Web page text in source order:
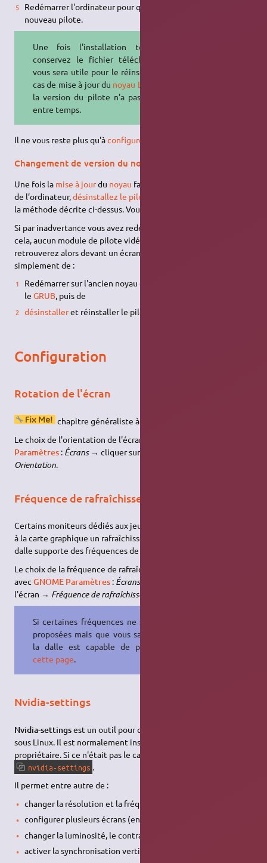
Redémarrer l'ordinateur pour qu'il prenne en compte le
nouveau pilote.
Une fois l'installation terminée,
conservez le fichier téléchargé, il
vous sera utile pour le réinstaller en
cas de mise à jour du noyau Linux
la version du pilote n'a pas changé
entre temps.
Il ne vous reste plus qu'àconfigurer votre carte
Changement de version du noyau Linux
Une fois la mise à jourdu noyau faite et
de l’ordinateur,désinstallez le pilote
la méthode décrite ci-dessus. Vous pouvez alors redémarrer.
Si par inadvertance vous avez redémarré votre ordinateur avant
cela, aucun module de pilote vidéo ne sera chargé. Vous vous
retrouverez alors devant un écran noir. Pas de panique, il suffit
simplement de :
Redémarrer sur l'ancien noyau en choisissant celui-ci depuis
le GRUB, puis de
désinstalleret réinstaller le pilote.
Configuration
Rotation de l'écran
chapitre généraliste à déplacer
Le choix de l'orientation de l'écran se fait avec
Paramètres : Écrans→ cliquer sur le nom de l'écran →
Orientation.
Fréquence de rafraîchissement
Certains moniteurs dédiés aux jeux vidéo proposent par défaut
à la carte graphique un rafraîchissement à 60 Hz, alors que leur
dalle supporte des fréquences de 96 Hz, 120 Hz, voire 144 Hz.
Le choix de la fréquence de rafraîchissement de l'écran se fait
avecGNOME Paramètres : Écrans
l'écran → Fréquence de rafraîchissement
Si certaines fréquences ne sont pas
proposées mais que vous savez que
la dalle est capable de plus, voir
cette page.
Nvidia-settings
Nvidia-settingsest un outil pour configurer les pilotes
sous Linux. Il est normalement installé par défaut avec le pilote
propriétaire. Si ce n'était pas le cas, il suffit d'
nvidia-settings .
Il permet entre autre de :
changer la résolution et la fréquence de l'écran ;
configurer plusieurs écrans (en clone ou en
changer la luminosité, le contraste, le gamma ;
activer la synchronisation verticale ;